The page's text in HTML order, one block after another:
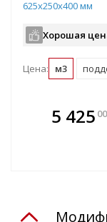
625х250х400 мм
Хорошая
Цена: м3
5 425 00